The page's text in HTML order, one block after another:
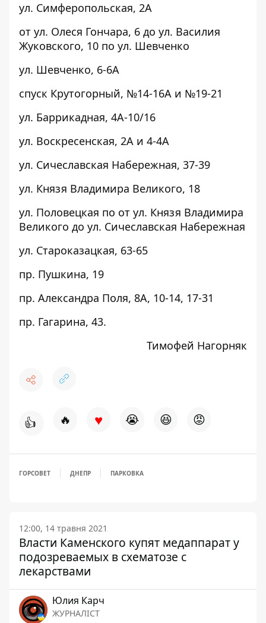
ул. Симферопольская, 2А
от ул. Олеся Гончара, 6 до ул. Василия
Жуковского, 10 по ул. Шевченко
ул. Шевченко, 6-6А
спуск Крутогорный, №14-16А и №19-21
ул. Баррикадная, 4А-10/16
ул. Воскресенская, 2А и 4-4А
ул. Сичеславская Набережная, 37-39
ул. Князя Владимира Великого, 18
ул. Половецкая по от ул. Князя Владимира
Великого до ул. Сичеславская Набережная
ул. Староказацкая, 63-65
пр. Пушкина, 19
пр. Александра Поля, 8А, 10-14, 17-31
пр. Гагарина, 43.
Тимофей Нагорняк
👍 🔥 ♥ 😭 😆 😡
ГОРСОВЕТ ДНЕПР ПАРКОВКА
12:00, 14 травня 2021
Власти Каменского купят медаппарат у
подозреваемых в схематозе с
лекарствами
Юлия Карч
ЖУРНАЛІСТ